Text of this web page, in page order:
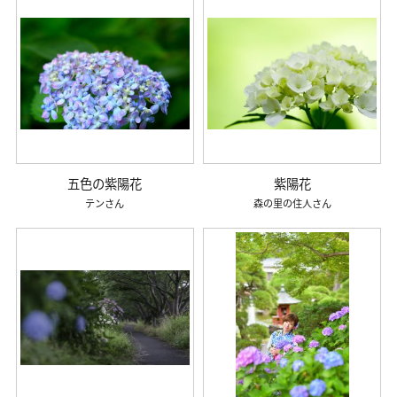
五色の紫陽花
テン
紫陽花
森の里の住人